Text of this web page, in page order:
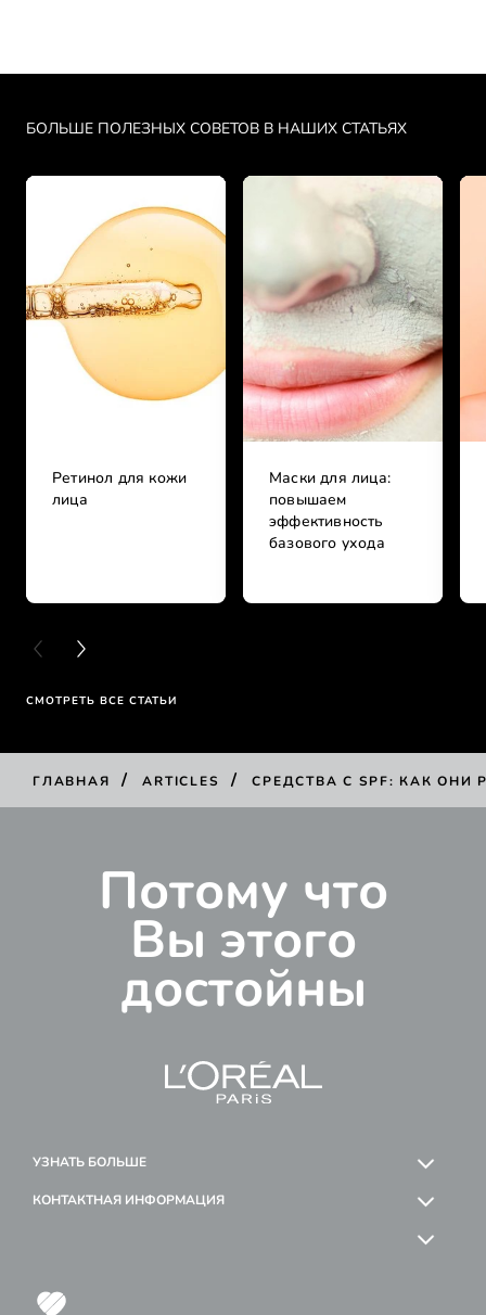
БОЛЬШЕ ПОЛЕЗНЫХ СОВЕТОВ В НАШИХ СТАТЬЯХ
Ретинол для кожи
лица
Маски для лица:
повышаем
эффективность
базового ухода
PREVIOUS CARD
NEXT CARD
СМОТРЕТЬ ВСЕ СТАТЬИ
ГЛАВНАЯ / ARTICLES / СРЕДСТВА С SPF: КАК ОНИ
Потому что
Вы этого
достойны
УЗНАТЬ БОЛЬШЕ
КОНТАКТНАЯ ИНФОРМАЦИЯ